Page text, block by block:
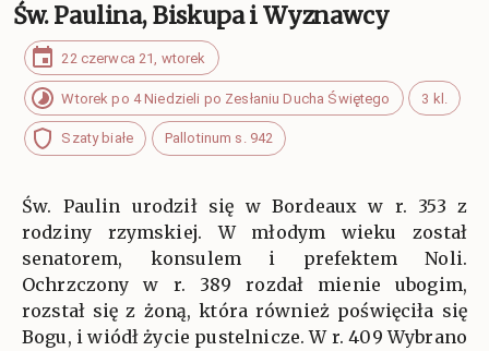
Św. Paulina, Biskupa i Wyznawcy
22 czerwca 21, wtorek
Wtorek po 4 Niedzieli po Zesłaniu Ducha Świętego 3 kl.
Szaty białe Pallotinum s. 942
Św. Paulin urodził się w Bordeaux w r. 353 z
rodziny rzymskiej. W młodym wieku został
senatorem, konsulem i prefektem Noli.
Ochrzczony w r. 389 rozdał mienie ubogim,
rozstał się z żoną, która również poświęciła się
Bogu, i wiódł życie pustelnicze. W r. 409 Wybrano